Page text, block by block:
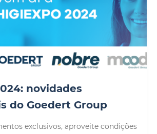
novidades
do Goedert Group
exclusivos, aproveite condições